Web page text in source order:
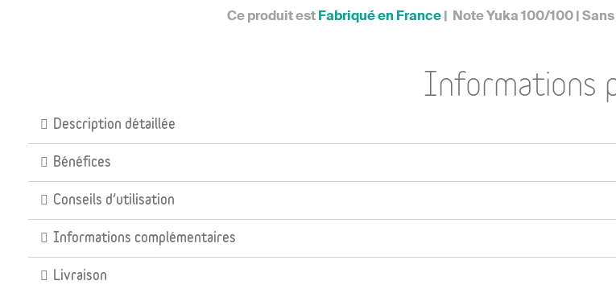
Ce produit estFabriqué en France| Note Yuka 100/100 |
Informations
Description détaillée
Bénéfices
Conseils d’utilisation
Informations complémentaires
Livraison